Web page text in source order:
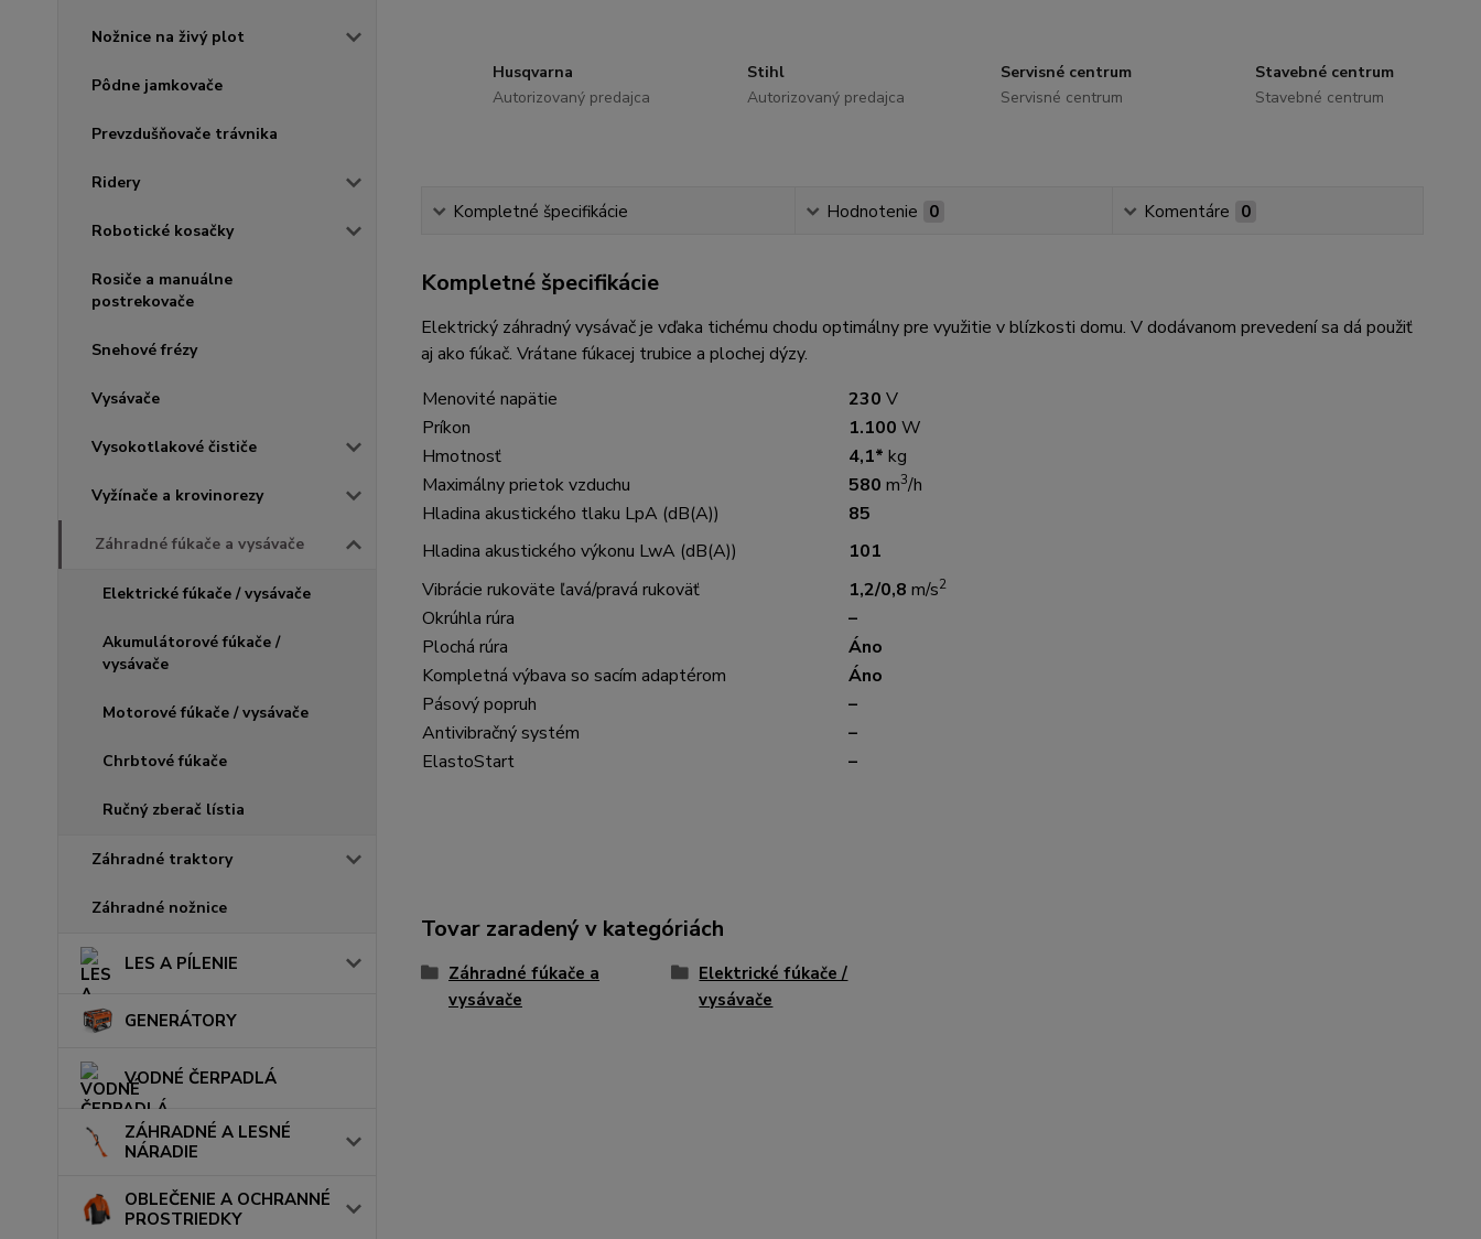
Nožnice na živý plot
Pôdne jamkovače
Prevzdušňovače trávnika
Ridery
Robotické kosačky
Rosiče a manuálne
postrekovače
Snehové frézy
Vysávače
Vysokotlakové čističe
Vyžínače a krovinorezy
Záhradné fúkače a vysávače
Elektrické fúkače / vysávače
Akumulátorové fúkače /
vysávače
Motorové fúkače / vysávače
Chrbtové fúkače
Ručný zberač lístia
Záhradné traktory
Záhradné nožnice
LES A PÍLENIE
GENERÁTORY
VODNÉ ČERPADLÁ
ZÁHRADNÉ A LESNÉ
NÁRADIE
OBLEČENIE A OCHRANNÉ
PROSTRIEDKY
Husqvarna
Autorizovaný predajca
Stihl
Autorizovaný predajca
Servisné centrum
Servisné centrum
Stavebné centrum
Stavebné centrum
Kompletné špecifikácie Hodnotenie 0 Komentáre 0
Kompletné špecifikácie
Elektrický záhradný vysávač je vďaka tichému chodu optimálny pre využitie v blízkosti domu. V dodávanom prevedení sa dá použiť
aj ako fúkač. Vrátane fúkacej trubice a plochej dýzy.
Menovité napätie
230 V
Príkon
1.100 W
Hmotnosť
4,1* kg
Maximálny prietok vzduchu
580 m3/h
Hladina akustického tlaku LpA (dB(A))
85
Hladina akustického výkonu LwA (dB(A))
101
Vibrácie rukoväte ľavá/pravá rukoväť
1,2/0,8 m/s2
Okrúhla rúra
–
Plochá rúra
Áno
Kompletná výbava so sacím adaptérom
Áno
Pásový popruh
–
Antivibračný systém
–
ElastoStart
–
Tovar zaradený v kategóriách
Záhradné fúkače a
vysávače
Elektrické fúkače /
vysávače